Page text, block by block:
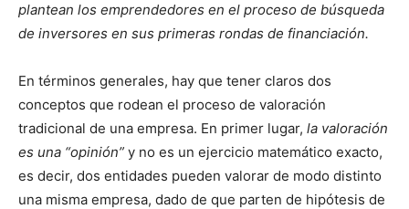
plantean los emprendedores en el proceso de búsqueda
de inversores en sus primeras rondas de financiación.
En términos generales, hay que tener claros dos
conceptos que rodean el proceso de valoración
tradicional de una empresa. En primer lugar, la valoración
es una “opinión” y no es un ejercicio matemático exacto,
es decir, dos entidades pueden valorar de modo distinto
una misma empresa, dado de que parten de hipótesis de